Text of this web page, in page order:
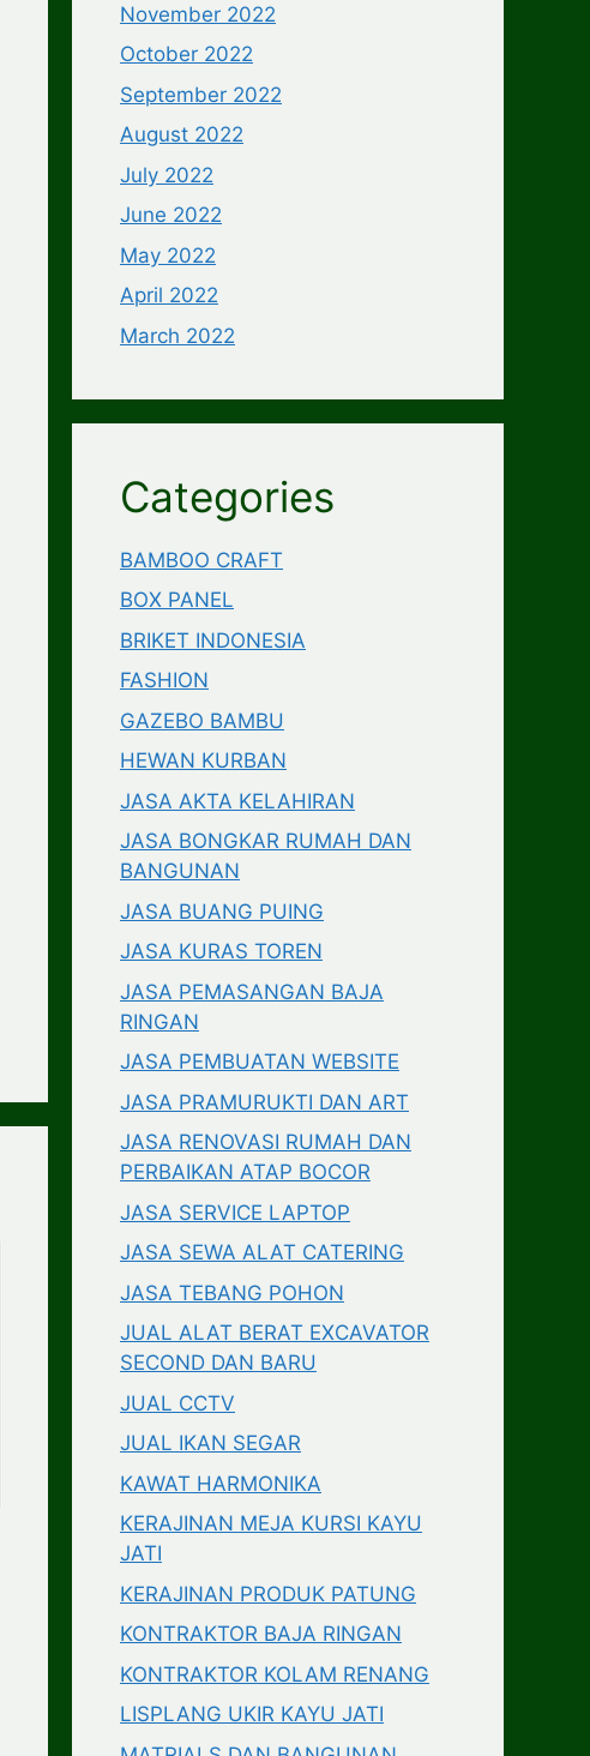
November 2022
October 2022
September 2022
August 2022
July 2022
June 2022
May 2022
April 2022
March 2022
Categories
BAMBOO CRAFT
BOX PANEL
BRIKET INDONESIA
FASHION
GAZEBO BAMBU
HEWAN KURBAN
JASA AKTA KELAHIRAN
JASA BONGKAR RUMAH DAN
BANGUNAN
JASA BUANG PUING
JASA KURAS TOREN
JASA PEMASANGAN BAJA
RINGAN
JASA PEMBUATAN WEBSITE
JASA PRAMURUKTI DAN ART
JASA RENOVASI RUMAH DAN
PERBAIKAN ATAP BOCOR
JASA SERVICE LAPTOP
JASA SEWA ALAT CATERING
JASA TEBANG POHON
JUAL ALAT BERAT EXCAVATOR
SECOND DAN BARU
JUAL CCTV
JUAL IKAN SEGAR
KAWAT HARMONIKA
KERAJINAN MEJA KURSI KAYU
JATI
KERAJINAN PRODUK PATUNG
KONTRAKTOR BAJA RINGAN
KONTRAKTOR KOLAM RENANG
LISPLANG UKIR KAYU JATI